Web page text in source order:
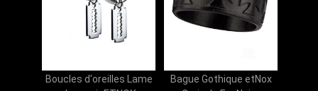
Boucles d'oreilles Lame
Bague Gothique etNox